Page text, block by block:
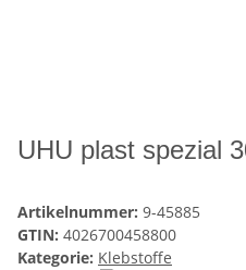
UHU plast spezial
Artikelnummer: 9-45885
GTIN: 4026700458800
Kategorie: Klebstoffe